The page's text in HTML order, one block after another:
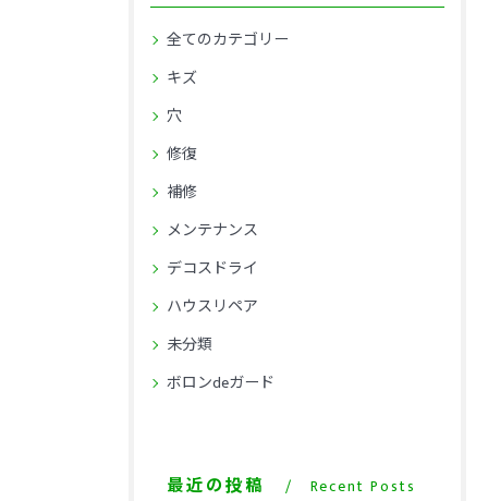
全てのカテゴリー
キズ
穴
修復
補修
メンテナンス
デコスドライ
ハウスリペア
未分類
ボロンdeガード
最近の投稿 Recent Posts